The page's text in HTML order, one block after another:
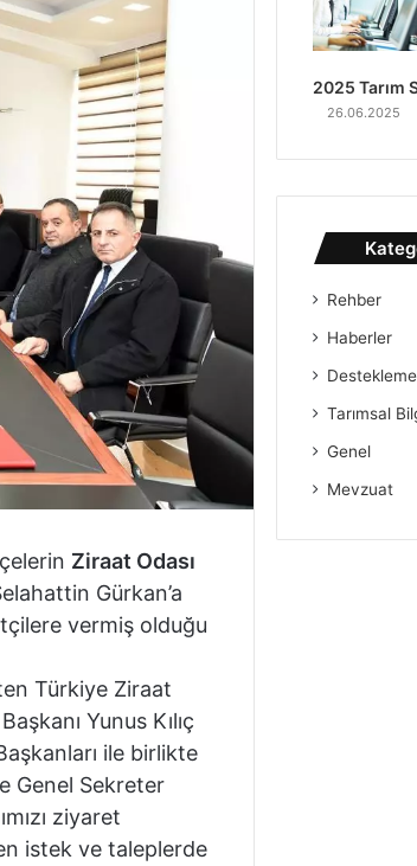
Ziraat Odası
Gürkan’a
vermiş olduğu
Türkiye Ziraat
Yunus Kılıç
ile birlikte
Genel Sekreter
ziyaret
istek ve taleplerde
2025 Tarım
26.06.2025
Rehber
Haberler
Tarımsal
Genel
Mevzuat